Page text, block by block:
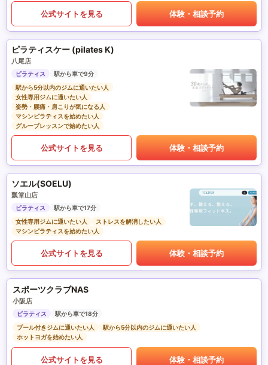
公式サイトを見る 体験・相談予約
ピラティスケー (pilates K)
八尾店
ピラティス
駅から車で9分
駅から5分以内のジムに通いたい人
女性専用ジムに通いたい人
姿勢・腰痛・肩こりが気になる人
マシンピラティスを始めたい人
グループレッスンで始めたい人
公式サイトを見る 体験・相談予約
ソエル(SOELU)
瓢箪山店
ピラティス
駅から車で17分
女性専用ジムに通いたい人
ストレスを解消したい人
マシンピラティスを始めたい人
公式サイトを見る 体験・相談予約
スポーツクラブNAS
小阪店
ピラティス
駅から車で18分
プール付きジムに通いたい人
駅から5分以内のジムに通いたい人
ホットヨガを始めたい人
公式サイトを見る 体験・相談予約